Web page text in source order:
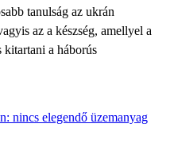
tanulság az ukrán
az a készség, amellyel a
kitartani a háborús
nincs elegendő üzemanyag